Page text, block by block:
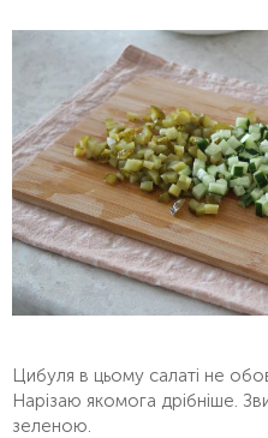
Цибуля в цьому салаті не
Нарізаю якомога дрібніше.
зеленою.